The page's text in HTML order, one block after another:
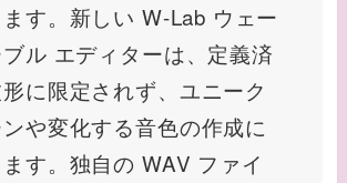
す。新しい W-Lab ウェー
ル エディターは、定義済
に限定されず、ユニーク
や変化する音色の作成に
す。独自の WAV ファイ